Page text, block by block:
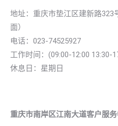
地址： 重庆市垫江区建新路323
面）
电话：023-74525927
工作时间：(09:00-12:00 13:30-
休息日：星期日
重庆市南岸区江南大道客户服